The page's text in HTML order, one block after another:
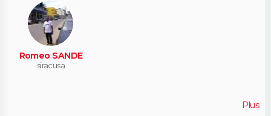
Romeo SANDE
siracusa
Plus